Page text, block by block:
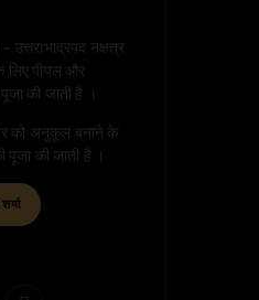
उत्तराभाद्रपद नक्षत्र
पीपल और
की जाती है ।
को अनुकूल बनाने के
पूजा की जाती है ।